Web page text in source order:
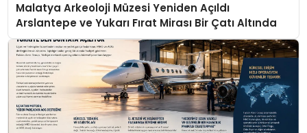
Malatya Arkeoloji Müzesi Yeniden Açıldı
Arslantepe ve Yukarı Fırat Mirası Bir Çatı Altında